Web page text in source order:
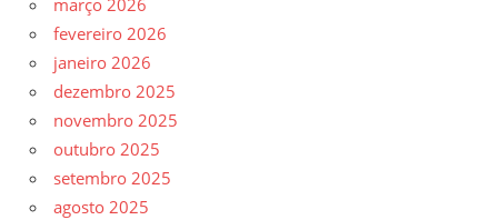
março 2026
fevereiro 2026
janeiro 2026
dezembro 2025
novembro 2025
outubro 2025
setembro 2025
agosto 2025